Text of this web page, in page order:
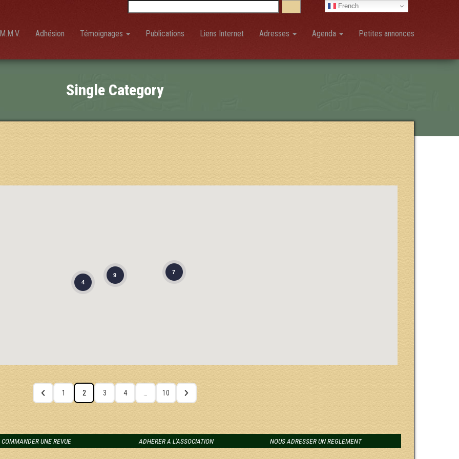
French
Adhésion Témoignages Publications Liens Internet Adresses Agenda Petites annonces
Single Category
9
7
4
1 2 3 4 10
COMMANDER UNE REVUE ADHERER A L'ASSOCIATION NOUS ADRESSER UN REGLEMENT